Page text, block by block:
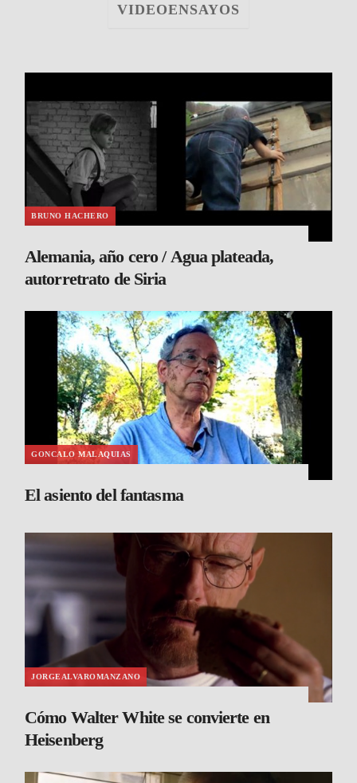
VIDEOENSAYOS
BRUNO HACHERO
Alemania, año cero / Agua plateada,
autorretrato de Siria
GONCALO MALAQUIAS
El asiento del fantasma
JORGEALVAROMANZANO
Cómo Walter White se convierte en
Heisenberg